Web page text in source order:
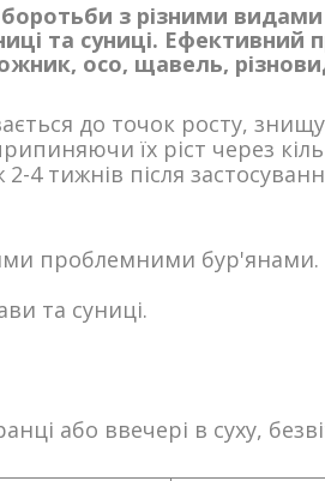
з різними видами
та суниці. Ефективний
осо, щавель,
до точок росту,
їх ріст через
4 тижнів після
проблемними
та суниці.
або ввечері в суху,